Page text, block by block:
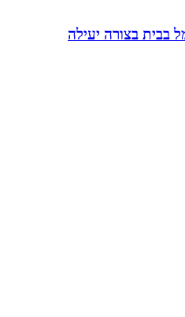
בבית בצורה יעילה